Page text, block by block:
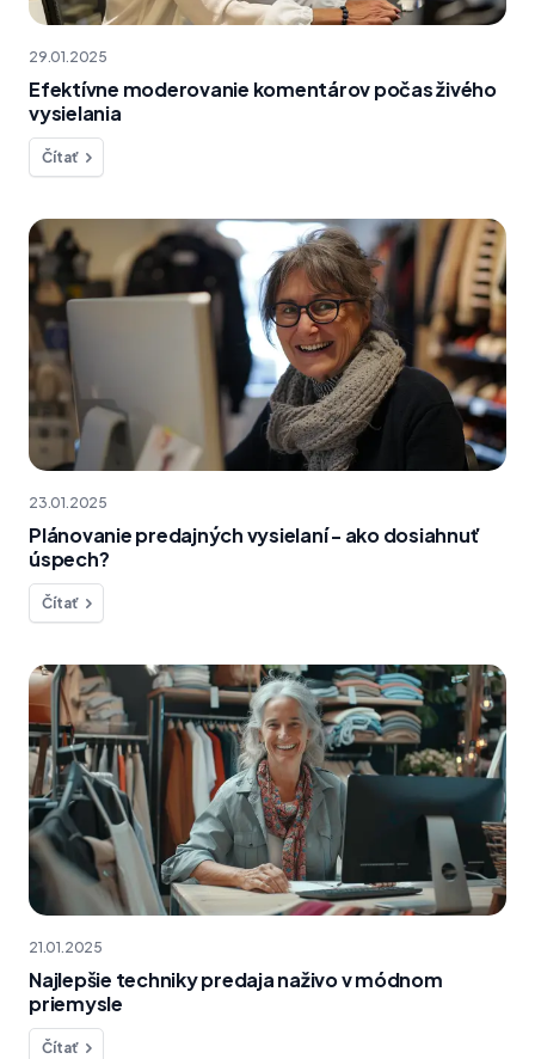
29.01.2025
Efektívne moderovanie komentárov počas živého
vysielania
Čítať
23.01.2025
Plánovanie predajných vysielaní - ako dosiahnuť
úspech?
Čítať
21.01.2025
Najlepšie techniky predaja naživo v módnom
priemysle
Čítať